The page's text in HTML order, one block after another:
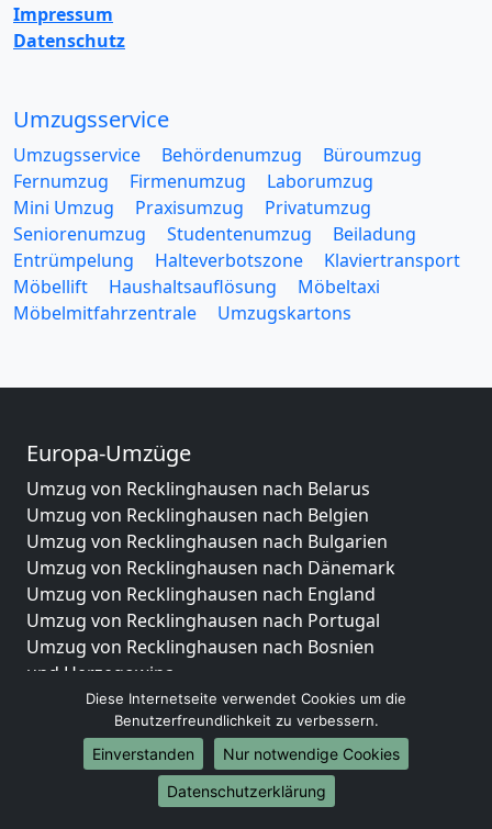
Impressum
Datenschutz
Umzugsservice
Umzugsservice Behördenumzug
Büroumzug
Fernumzug
Firmenumzug
Laborumzug
Mini Umzug
Praxisumzug
Privatumzug
Seniorenumzug
Studentenumzug
Beiladung
Entrümpelung
Halteverbotszone
Klaviertransport
Möbellift
Haushaltsauflösung
Möbeltaxi
Möbelmitfahrzentrale
Umzugskartons
Europa-Umzüge
Umzug von Recklinghausen nach Belarus
Umzug von Recklinghausen nach Belgien
Umzug von Recklinghausen nach Bulgarien
Umzug von Recklinghausen nach Dänemark
Umzug von Recklinghausen nach England
Umzug von Recklinghausen nach Portugal
Umzug von Recklinghausen nach Bosnien
und Herzegowina
Umzug von Recklinghausen nach Irland
Umzug von Recklinghausen nach Lettland
Umzug von Recklinghausen nach Zypern
Umzug von Recklinghausen nach Kroatien
Umzug von Recklinghausen nach Estland
Diese Internetseite verwendet Cookies um die
Benutzerfreundlichkeit zu verbessern.
Einverstanden
Nur notwendige Cookies
Datenschutzerklärung